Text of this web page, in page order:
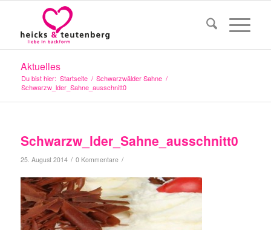
Aktuelles
Du bist hier: Startseite / Schwarzwälder Sahne /
Schwarzw_lder_Sahne_ausschnitt0
Schwarzw_lder_Sahne_ausschnitt0
25. August 2014 / 0 Kommentare /